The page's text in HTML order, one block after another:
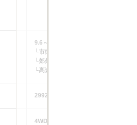
9.6～9.8km/L
└市街地:6.5～6.8km/L
└郊外:10.0～10.1km/L
└高速道路:11.7～11.9km/L
2992cc
4WD